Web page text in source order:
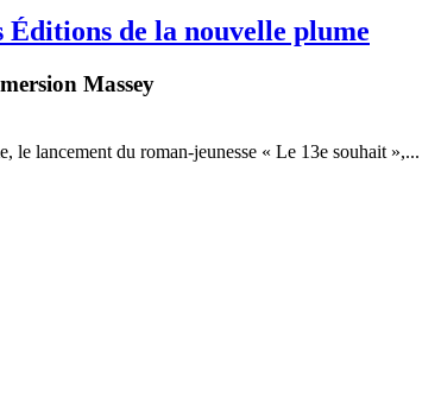
de la nouvelle plume
Massey
le lancement du roman-jeunesse « Le 13e souhait »,...